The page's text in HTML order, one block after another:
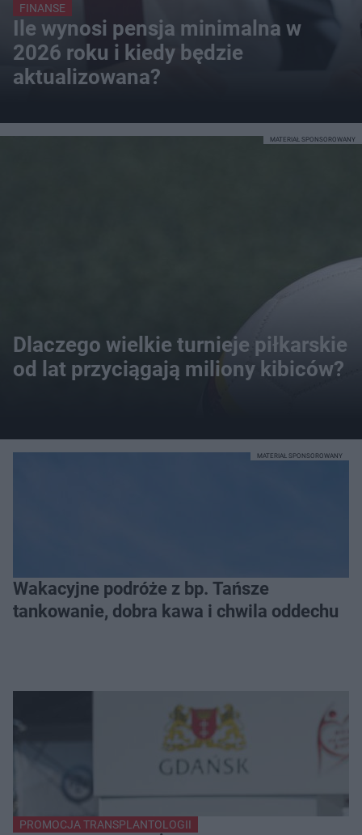
FINANSE
Ile wynosi pensja minimalna w
2026 roku i kiedy będzie
aktualizowana?
Dlaczego wielkie turnieje piłkarskie
od lat przyciągają miliony kibiców?
MATERIAŁ SPONSOROWANY
Wakacyjne podróże z bp. Tańsze
tankowanie, dobra kawa i chwila oddechu
MATERIAŁ SPONSOROWANY
PROMOCJA TRANSPLANTOLOGII